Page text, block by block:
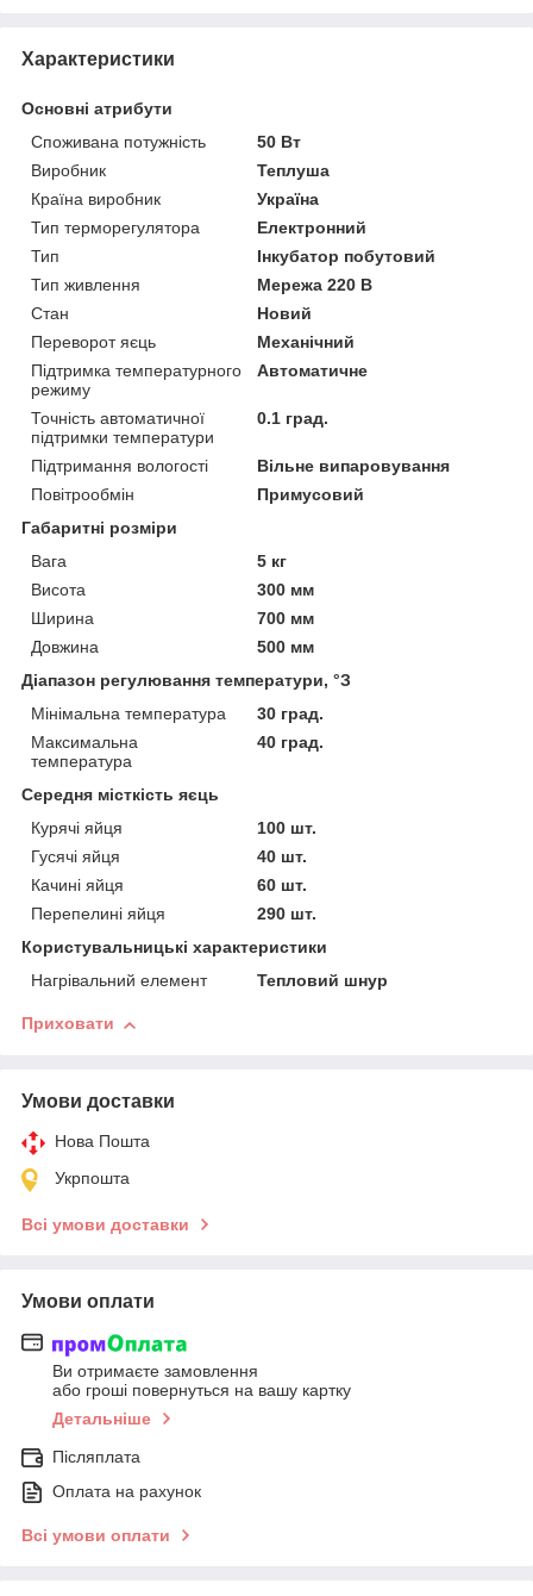
Характеристики
Основні атрибути
Споживана потужність
50 Вт
Виробник
Теплуша
Країна виробник
Україна
Тип терморегулятора
Електронний
Тип
Інкубатор побутовий
Тип живлення
Мережа 220 В
Стан
Новий
Переворот яєць
Механічний
Підтримка температурного
режиму
Автоматичне
Точність автоматичної
підтримки температури
0.1 град.
Підтримання вологості
Вільне випаровування
Повітрообмін
Примусовий
Габаритні розміри
Вага
5 кг
Висота
300 мм
Ширина
700 мм
Довжина
500 мм
Діапазон регулювання температури, °З
Мінімальна температура
30 град.
Максимальна
температура
40 град.
Середня місткість яєць
Курячі яйця
100 шт.
Гусячі яйця
40 шт.
Качині яйця
60 шт.
Перепелині яйця
290 шт.
Користувальницькі характеристики
Нагрівальний елемент
Тепловий шнур
Приховати
Умови доставки
Нова Пошта
Укрпошта
Всі умови доставки
Умови оплати
Ви отримаєте замовлення
або гроші повернуться на вашу картку
Детальніше
Післяплата
Оплата на рахунок
Всі умови оплати